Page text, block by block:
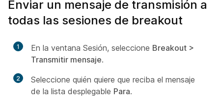
Enviar un mensaje de transmisión a
todas las sesiones de breakout
1 En la ventana Sesión, seleccione Breakout >
Transmitir mensaje.
2
Seleccione quién quiere que reciba el mensaje
de la lista desplegable Para.